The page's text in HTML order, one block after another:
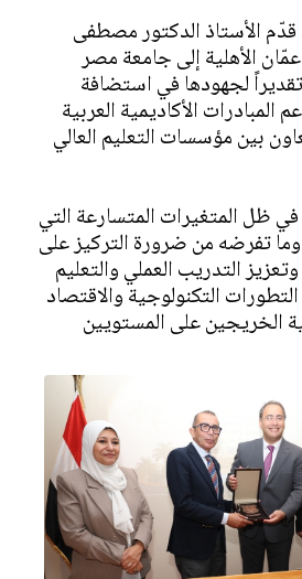
الأستاذ الدكتور مصطفى
الأهلية إلى جامعة مصر
تقديراً لجهودها في استضافة
المبادرات الأكاديمية العربية
بين مؤسسات التعليم العالي
في ظل المتغيرات المتسارعة التي
تفرضه من ضرورة التركيز على
التدريب العملي والتعليم
التكنولوجية والاقتصاد
الخريجين على المستويين